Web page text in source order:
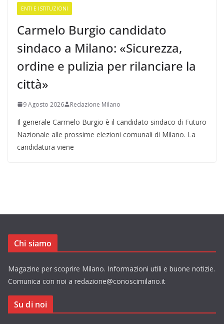
ENTI E ISTITUZIONI
Carmelo Burgio candidato
sindaco a Milano: «Sicurezza,
ordine e pulizia per rilanciare la
città»
9 Agosto 2026 Redazione Milano
Il generale Carmelo Burgio è il candidato sindaco di Futuro
Nazionale alle prossime elezioni comunali di Milano. La
candidatura viene
Chi siamo
Magazine per scoprire Milano. Informazioni utili e buone notizie.
Comunica con noi a redazione@conoscimilano.it
Su di noi